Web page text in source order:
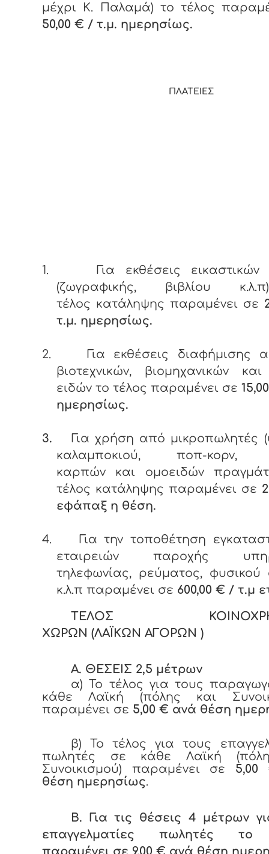
μέχρι Κ. Παλαμά) το τέλος
50,00 € / τ.μ. ημερησίως.
ΠΛΑΤΕΙΕΣ
1.
Για εκθέσεις εικαστικών
(ζωγραφικής, βιβλίου
τέλος κατάληψης παραμένει σε
τ.μ. ημερησίως.
2.
Για εκθέσεις διαφήμισης
βιοτεχνικών, βιομηχανικών
ειδών το τέλος παραμένει σε
ημερησίως.
3.
Για χρήση από μικροπωλητές
καλαμποκιού, ποπ-κορν,
καρπών και ομοειδών
τέλος κατάληψης παραμένει σε
εφάπαξ η θέση.
4.
Για την τοποθέτηση
εταιρειών παροχής
τηλεφωνίας, ρεύματος, φυσικού
κ.λ.π παραμένει σε 600,00 € / τ.μ
ΤΕΛΟΣ
ΧΩΡΩΝ (ΛΑΪΚΩΝ ΑΓΟΡΩΝ )
Α. ΘΕΣΕΙΣ 2,5 μέτρων
α) Το τέλος για τους
κάθε Λαϊκή (πόλης και
παραμένει σε 5,00 € ανά θέση
β) Το τέλος για τους
πωλητές σε κάθε Λαϊκή
Συνοικισμού) παραμένει σε
θέση ημερησίως.
Β. Για τις θέσεις 4 μέτρων
επαγγελματίες πωλητές το